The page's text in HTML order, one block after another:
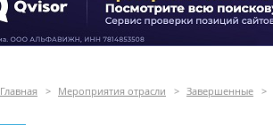
Главная > Мероприятия отрасли > Завершенные >